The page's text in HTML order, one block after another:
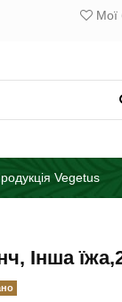
Мої
Vegetus
Інша